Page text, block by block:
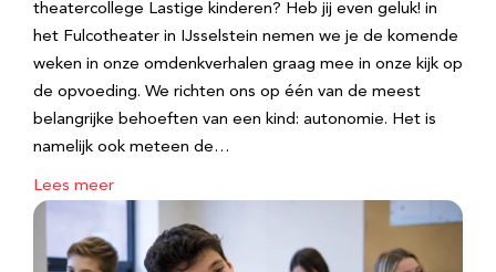
theatercollege Lastige kinderen? Heb jij even geluk! in
het Fulcotheater in IJsselstein nemen we je de komende
weken in onze omdenkverhalen graag mee in onze kijk op
de opvoeding. We richten ons op één van de meest
belangrijke behoeften van een kind: autonomie. Het is
namelijk ook meteen de…
Lees meer